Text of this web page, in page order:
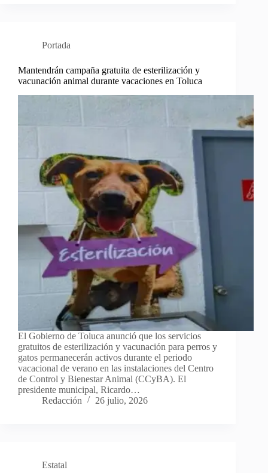
Portada
Mantendrán campaña gratuita de esterilización y
vacunación animal durante vacaciones en Toluca
El Gobierno de Toluca anunció que los servicios
gratuitos de esterilización y vacunación para perros y
gatos permanecerán activos durante el periodo
vacacional de verano en las instalaciones del Centro
de Control y Bienestar Animal (CCyBA). El
presidente municipal, Ricardo…
Redacción
26 julio, 2026
Estatal